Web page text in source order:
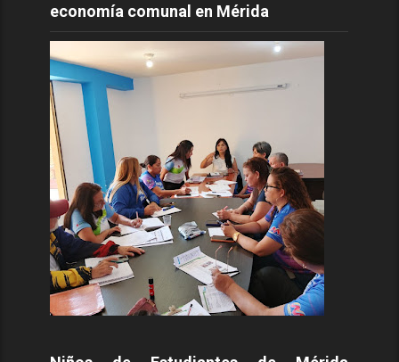
economía comunal en Mérida